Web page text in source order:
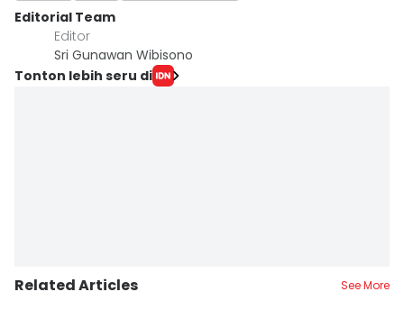
Editorial Team
Editor
Sri Gunawan Wibisono
Tonton lebih seru di
Related Articles See More